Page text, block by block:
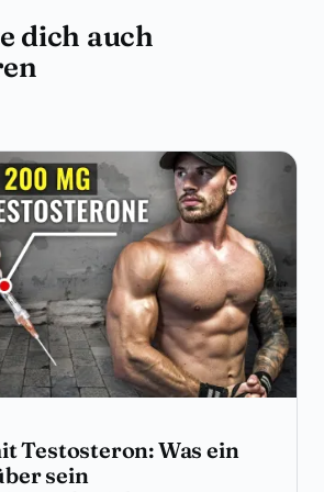
dich auch
Testosteron: Was ein
sein